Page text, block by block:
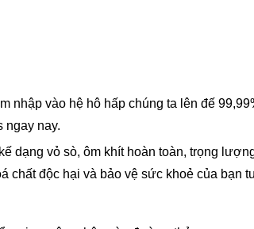
nhập vào hệ hô hấp chúng ta lên đế
ngay nay.
dạng vỏ sò, ôm khít hoàn toàn, trọng
chất độc hại và bảo vệ sức khoẻ của bạn